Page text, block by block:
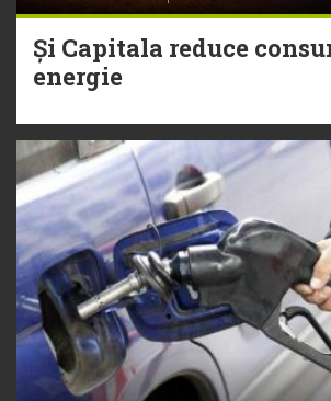
Și Capitala reduce
energie